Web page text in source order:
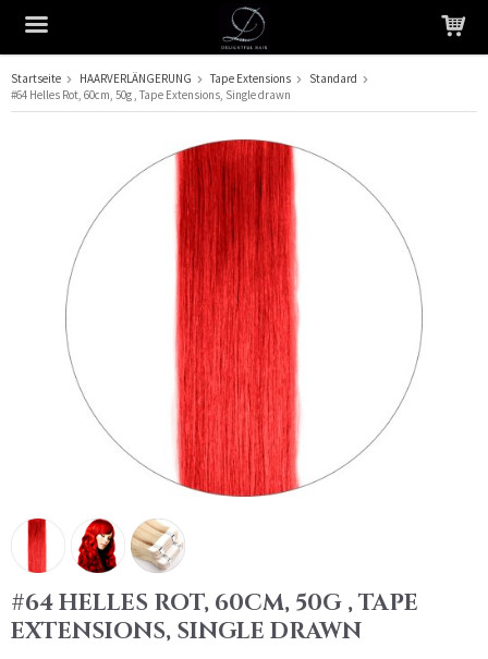
Das Produkt wurde in Ihren Warenkorb gelegt
Startseite HAARVERLÄNGERUNG Tape Extensions
Standard
#64 Helles Rot, 60cm, 50g , Tape Extensions, Single drawn
#64 HELLES ROT, 60CM, 50G , TAPE
EXTENSIONS, SINGLE DRAWN